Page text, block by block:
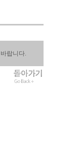
랍니다.